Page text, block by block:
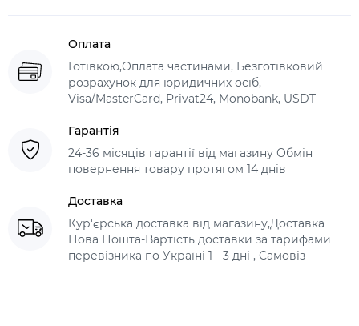
Оплата
Готівкою,Оплата частинами, Безготівковий
розрахунок для юридичних осіб,
Visa/MasterCard, Privat24, Monobank, USDT
Гарантія
24-36 місяців гарантії від магазину Обмін
повернення товару протягом 14 днів
Доставка
Кур'єрська доставка від магазину,Доставка
Нова Пошта-Вартість доставки за тарифами
перевізника по Україні 1 - 3 дні , Самовіз